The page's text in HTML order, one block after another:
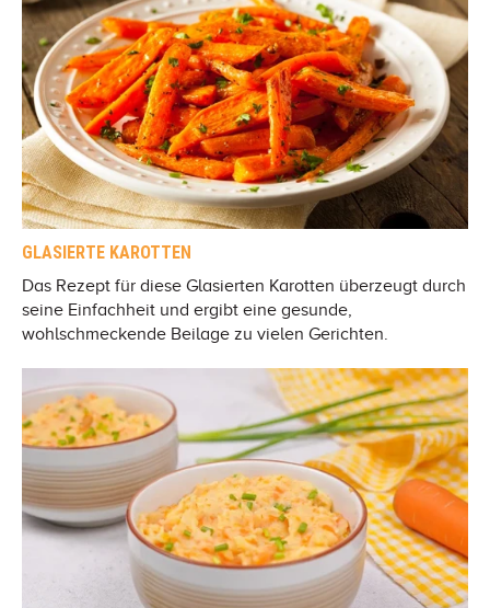
GLASIERTE KAROTTEN
Das Rezept für diese Glasierten Karotten überzeugt durch
seine Einfachheit und ergibt eine gesunde,
wohlschmeckende Beilage zu vielen Gerichten.